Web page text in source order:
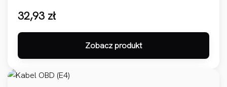
32,93 zł
Zobacz produkt